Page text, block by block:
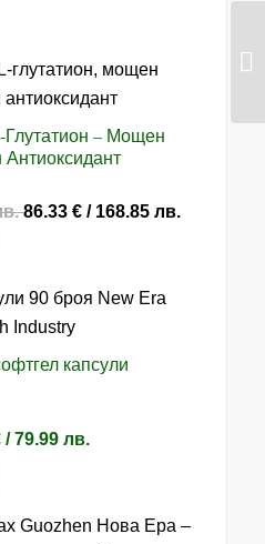
– Мощен
Original
101.75 €
199.01 лв..
86.33€ / 168.85 лв.
капсули
/ 79.99 лв.